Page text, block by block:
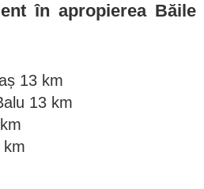
în apropierea Băile
13 km
13 km
km